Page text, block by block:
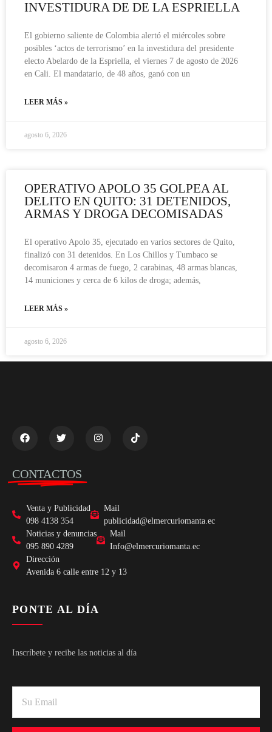
INVESTIDURA DE DE LA ESPRIELLA
El gobierno saliente de Colombia alertó el miércoles sobre
posibles ‘actos de terrorismo’ en la investidura del presidente
electo Abelardo de la Espriella, el viernes 7 de agosto de 2026
en Cali. El mandatario, de 48 años, ganó con un
LEER MÁS »
agosto 6, 2026
OPERATIVO APOLO 35 GOLPEA AL
DELITO EN QUITO: 31 DETENIDOS,
ARMAS Y DROGA DECOMISADAS
El operativo Apolo 35, ejecutado en varios sectores de Quito,
finalizó con 31 detenidos. En Los Chillos y Tumbaco se
decomisaron 4 armas de fuego, 2 carabinas, 48 armas blancas,
14 municiones y cerca de 6 kilos de droga; además,
LEER MÁS »
agosto 6, 2026
CONTACTOS
Venta y Publicidad
098 4138 354
Mail
publicidad@elmercuriomanta.ec
Noticias y denuncias
095 890 4289
Mail
Info@elmercuriomanta.ec
Dirección
Avenida 6 calle entre 12 y 13
PONTE AL DÍA
Inscríbete y recibe las noticias al día